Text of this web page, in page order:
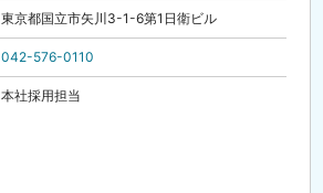
【選考フロー】
・書類選考（必要書類：履歴書・職務経歴書）
※二次面接時に現場体験も実施します
東京都国立市矢川3-1-6第1日衛ビル
042-576-0110
本社採用担当